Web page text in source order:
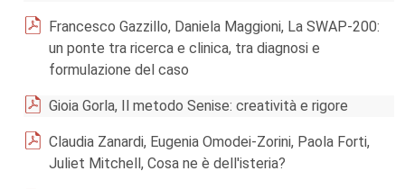
Francesco Gazzillo, Daniela Maggioni, La SWAP-200:
un ponte tra ricerca e clinica, tra diagnosi e
formulazione del caso
Gioia Gorla, Il metodo Senise: creatività e rigore
Claudia Zanardi, Eugenia Omodei-Zorini, Paola Forti,
Juliet Mitchell, Cosa ne è dell'isteria?